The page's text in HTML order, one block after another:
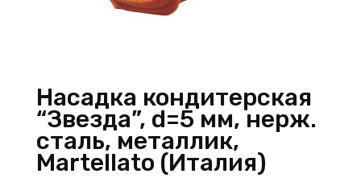
Насадка кондитерская
“Звезда”, d=5 мм, нерж.
сталь, металлик,
Martellato (Италия)